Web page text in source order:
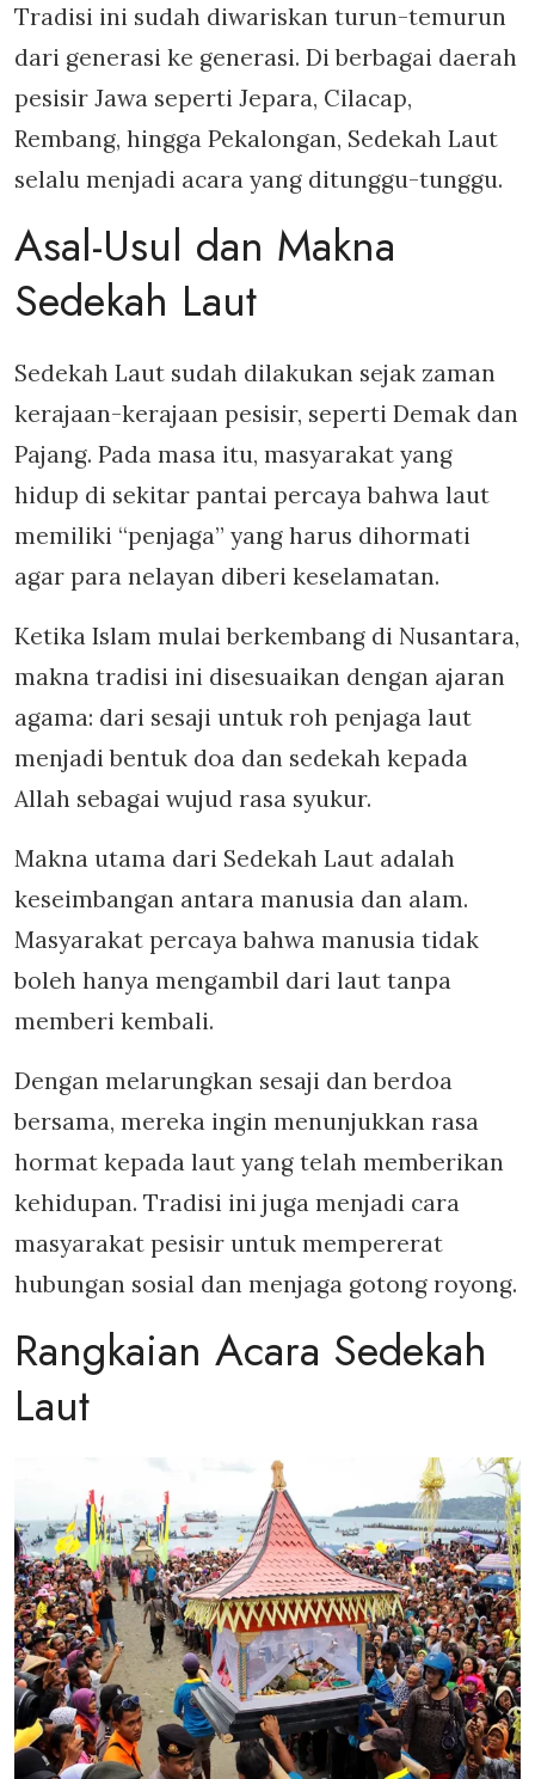
Tradisi ini sudah diwariskan turun-temurun
dari generasi ke generasi. Di berbagai daerah
pesisir Jawa seperti Jepara, Cilacap,
Rembang, hingga Pekalongan, Sedekah Laut
selalu menjadi acara yang ditunggu-tunggu.
Asal-Usul dan Makna
Sedekah Laut
Sedekah Laut sudah dilakukan sejak zaman
kerajaan-kerajaan pesisir, seperti Demak dan
Pajang. Pada masa itu, masyarakat yang
hidup di sekitar pantai percaya bahwa laut
memiliki “penjaga” yang harus dihormati
agar para nelayan diberi keselamatan.
Ketika Islam mulai berkembang di Nusantara,
makna tradisi ini disesuaikan dengan ajaran
agama: dari sesaji untuk roh penjaga laut
menjadi bentuk doa dan sedekah kepada
Allah sebagai wujud rasa syukur.
Makna utama dari Sedekah Laut adalah
keseimbangan antara manusia dan alam.
Masyarakat percaya bahwa manusia tidak
boleh hanya mengambil dari laut tanpa
memberi kembali.
Dengan melarungkan sesaji dan berdoa
bersama, mereka ingin menunjukkan rasa
hormat kepada laut yang telah memberikan
kehidupan. Tradisi ini juga menjadi cara
masyarakat pesisir untuk mempererat
hubungan sosial dan menjaga gotong royong.
Rangkaian Acara Sedekah
Laut